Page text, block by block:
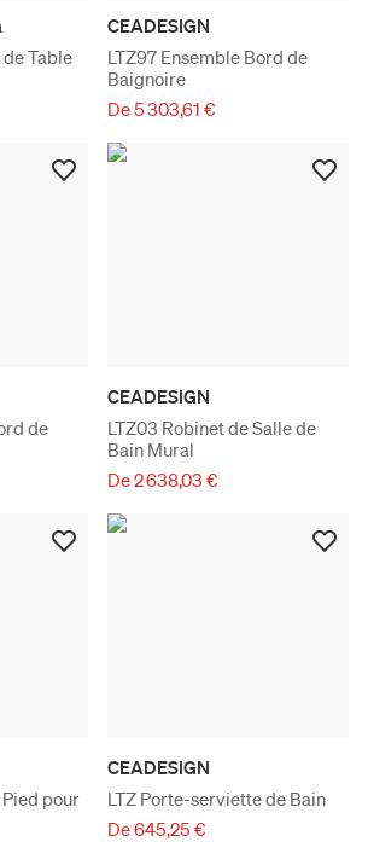
Table
CEADESIGN
LTZ97 Ensemble Bord de
Baignoire
De 5 303,61 €
de
CEADESIGN
LTZ03 Robinet de Salle de
Bain Mural
De 2 638,03 €
pour
CEADESIGN
LTZ Porte-serviette de Bain
De 645,25 €